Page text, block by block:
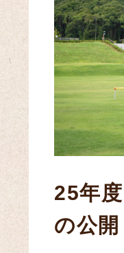
25年
の公開